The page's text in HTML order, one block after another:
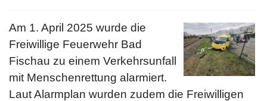
Am 1. April 2025 wurde die
Freiwillige Feuerwehr Bad
Fischau zu einem Verkehrsunfall
mit Menschenrettung alarmiert.
Laut Alarmplan wurden zudem die Freiwilligen